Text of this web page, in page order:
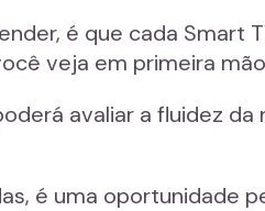
é que cada Smart
veja em primeira
avaliar a fluidez
é uma oportunidade